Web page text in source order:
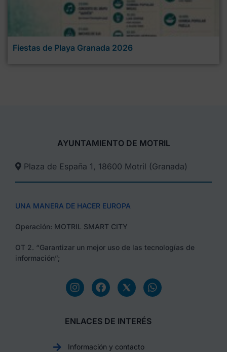
Fiestas de Playa Granada 2026
AYUNTAMIENTO DE MOTRIL
Plaza de España 1, 18600 Motril (Granada)​
UNA MANERA DE HACER EUROPA
Operación: MOTRIL SMART CITY
OT 2. “Garantizar un mejor uso de las tecnologías de
información”;
ENLACES DE INTERÉS
Información y contacto